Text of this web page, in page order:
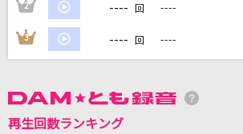
カラオケ最新情報をチェック！
2 ---- 回 ----
3 ---- 回 ----
再生回数ランキング